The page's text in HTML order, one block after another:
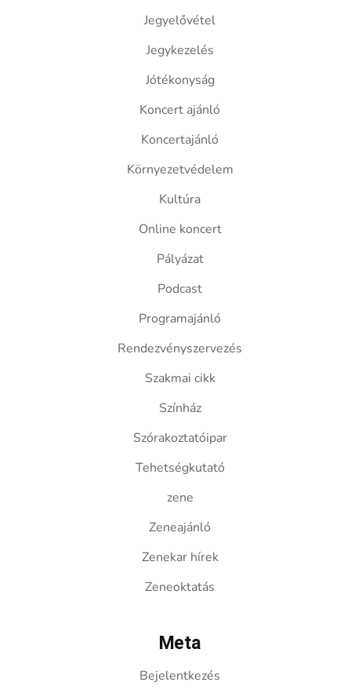
Jegyelővétel
Jegykezelés
Jótékonyság
Koncert ajánló
Koncertajánló
Környezetvédelem
Kultúra
Online koncert
Pályázat
Podcast
Programajánló
Rendezvényszervezés
Szakmai cikk
Színház
Szórakoztatóipar
Tehetségkutató
zene
Zeneajánló
Zenekar hírek
Zeneoktatás
Meta
Bejelentkezés